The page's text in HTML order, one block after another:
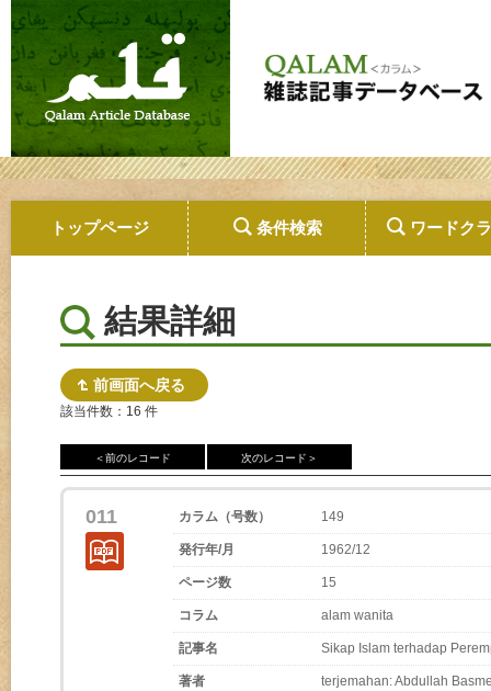
トップページ 条件検索 ワードク
結果詳細
前画面へ戻る
該当件数：16 件
＜前のレコード 次のレコード＞
011 カラム（号数） 149
発行年/月 1962/12
ページ数 15
コラム alam wanita
記事名 Sikap Islam terhadap
著者 terjemahan: Abdullah